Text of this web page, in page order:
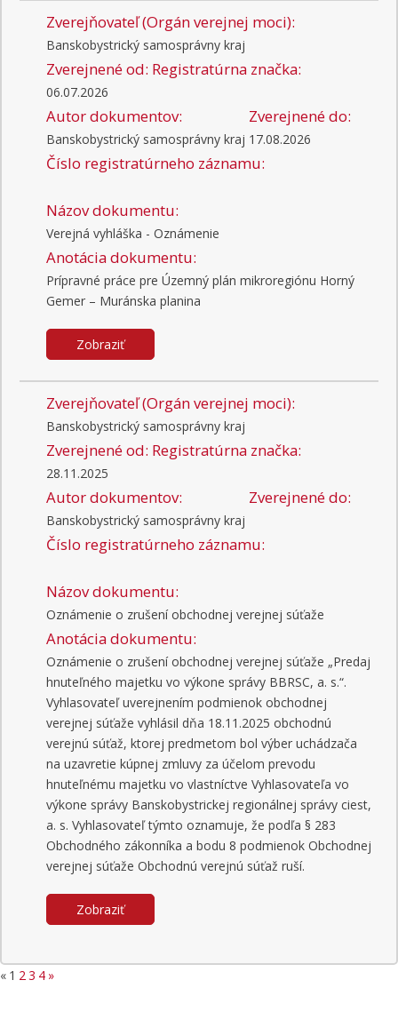
Zverejňovateľ (Orgán verejnej moci):
Banskobystrický samosprávny kraj
Zverejnené od:
06.07.2026
Registratúrna značka:
Autor dokumentov:
Banskobystrický samosprávny kraj
Zverejnené do:
17.08.2026
Číslo registratúrneho záznamu:
Názov dokumentu:
Verejná vyhláška - Oznámenie
Anotácia dokumentu:
Prípravné práce pre Územný plán mikroregiónu Horný
Gemer – Muránska planina
Zobraziť
Zverejňovateľ (Orgán verejnej moci):
Banskobystrický samosprávny kraj
Zverejnené od:
28.11.2025
Registratúrna značka:
Autor dokumentov:
Banskobystrický samosprávny kraj
Zverejnené do:
Číslo registratúrneho záznamu:
Názov dokumentu:
Oznámenie o zrušení obchodnej verejnej súťaže
Anotácia dokumentu:
Oznámenie o zrušení obchodnej verejnej súťaže „Predaj
hnuteľného majetku vo výkone správy BBRSC, a. s.“.
Vyhlasovateľ uverejnením podmienok obchodnej
verejnej súťaže vyhlásil dňa 18.11.2025 obchodnú
verejnú súťaž, ktorej predmetom bol výber uchádzača
na uzavretie kúpnej zmluvy za účelom prevodu
hnuteľnému majetku vo vlastníctve Vyhlasovateľa vo
výkone správy Banskobystrickej regionálnej správy ciest,
a. s. Vyhlasovateľ týmto oznamuje, že podľa § 283
Obchodného zákonníka a bodu 8 podmienok Obchodnej
verejnej súťaže Obchodnú verejnú súťaž ruší.
Zobraziť
« 1 23 4 »